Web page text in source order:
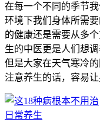
在每一个不同的季节
环境下我们身体所需
的健康还是需要从多
生的中医更是人们想
但是大家在天气寒冷
注意养生的话，容易
日常养生